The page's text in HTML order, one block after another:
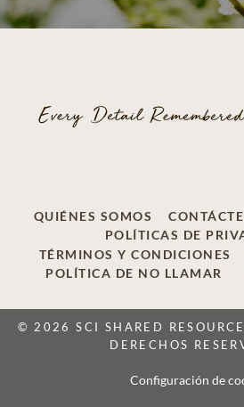
QUIÉNES SOMOS
POLÍTICAS DE
TÉRMINOS Y CONDICIONES
POLÍTICA DE NO LLAMAR
© 2026 SCI SHARED
DERECHOS
Configuración de